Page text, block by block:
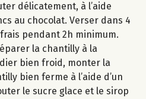
délicatement, à l’aide
au chocolat. Verser dans 4
pendant 2h minimum.
la chantilly à la
bien froid, monter la
bien ferme à l’aide d’un
le sucre glace et le sirop